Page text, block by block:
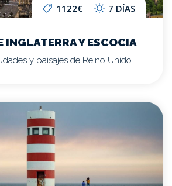
1122€ 7 DÍAS
INGLATERRA Y ESCOCIA
y paisajes de Reino Unido